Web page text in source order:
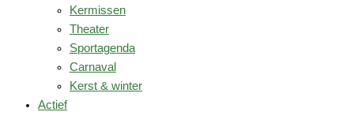
Kermissen
Theater
Sportagenda
Carnaval
Kerst & winter
Actief